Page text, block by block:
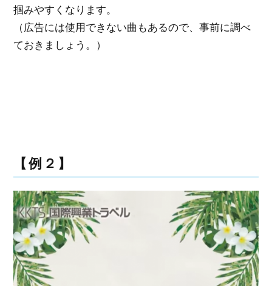
掴みやすくなります。
（広告には使用できない曲もあるので、事前に調べ
ておきましょう。）
【例２】